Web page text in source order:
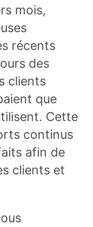
mois,
récents
des
clients
que
Cette
continus
afin de
clients et